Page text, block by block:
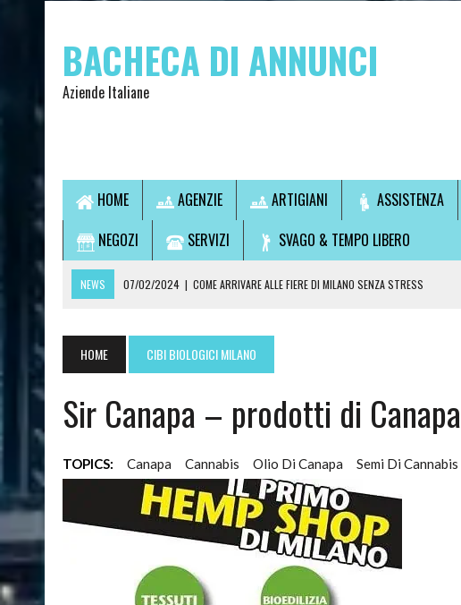
BACHECA DI ANNUNCI
Aziende Italiane
HOME AGENZIE ARTIGIANI ASSISTENZA
NEGOZI
SERVIZI SVAGO & TEMPO LIBERO
NEWS 07/02/2024 | COME ARRIVARE ALLE FIERE DI MILANO SENZA STRESS
28/07/2021 | CONSULTI DI CARTOMANZIA
08/03/2024
QUALI SONO LE MIGLIORI PIANTE DA APPARTAMENTO
HOME CIBI BIOLOGICI MILANO
Sir Canapa – prodotti di Canapa
TOPICS: Canapa Cannabis Olio Di Canapa Semi Di Cannabis